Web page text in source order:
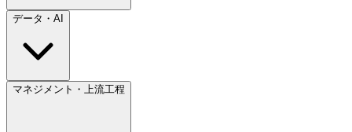
データ・AI
マネジメント・上流工程